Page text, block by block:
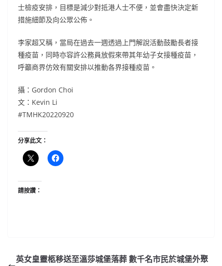
士檢疫安排，目標是減少對抵港人士不便，並會盡快決定新
措施細節及向公眾公佈。
李家超又稱，當局在過去一週透過上門解說活動鼓勵長者接
種疫苗，同時亦容許公務員放假來帶其年幼子女接種疫苗，
呼籲商界仿效有關安排以推動各界接種疫苗。
攝：Gordon Choi
文：Kevin Li
#TMHK20220920
分享此文：
請按讚：
英女皇靈柩移送至溫莎城堡落葬 數千名市民於城堡外聚